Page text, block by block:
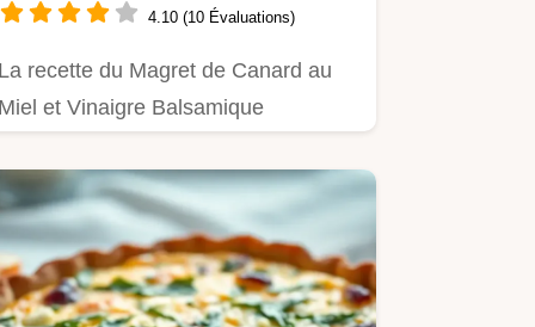
4.10 (10 Évaluations)
recette du Magret de Canard au
et Vinaigre Balsamique